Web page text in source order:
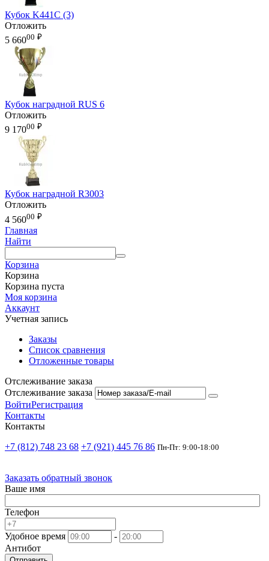
Кубок K441C (3)
Отложить
5 66000 ₽
Кубок наградной RUS 6
Отложить
9 17000 ₽
Кубок наградной R3003
Отложить
4 56000 ₽
Главная
Найти
Корзина
Корзина
Корзина пуста
Моя корзина
Аккаунт
Учетная запись
Заказы
Список сравнения
Отложенные товары
Отслеживание заказа
Отслеживание заказа
ВойтиРегистрация
Контакты
Контакты
+7 (812) 748 23 68 +7 (921) 445 76 86 Пн-Пт: 9:00-18:00
Заказать обратный звонок
Ваше имя
Телефон
Удобное время
-
Антибот